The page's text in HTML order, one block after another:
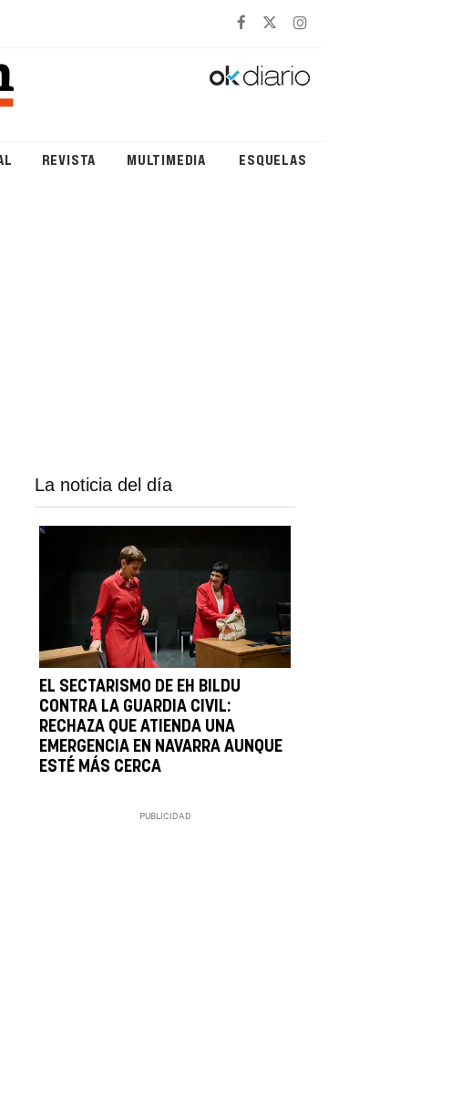
REVISTA MULTIMEDIA ESQUELAS
La noticia del día
EL SECTARISMO DE EH BILDU
CONTRA LA GUARDIA CIVIL:
RECHAZA QUE ATIENDA UNA
EMERGENCIA EN NAVARRA AUNQUE
ESTÉ MÁS CERCA